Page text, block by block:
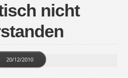
nicht
20/12/2010